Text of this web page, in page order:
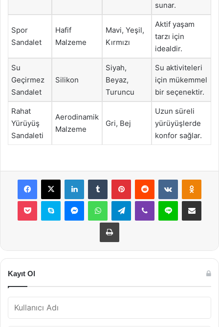
sunar.
Spor
Sandalet
Hafif
Malzeme
Mavi, Yeşil,
Kırmızı
Aktif yaşam
tarzı için
idealdir.
Su
Geçirmez
Sandalet
Silikon
Siyah,
Beyaz,
Turuncu
Su aktiviteleri
için mükemmel
bir seçenektir.
Rahat
Yürüyüş
Sandaleti
Aerodinamik
Malzeme
Gri, Bej
Uzun süreli
yürüyüşlerde
konfor sağlar.
Facebook
X LinkedInTumblr PinterestReddit VKontakte
Pocket Skype MessengerWhatsAppTelegramViber Line E-Posta ile
Yazdır
Kayıt Ol